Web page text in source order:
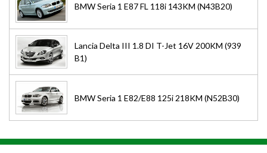
BMW Seria 1 E87 FL 118i 143KM (N43B20)
Lancia Delta III 1.8 DI T-Jet 16V 200KM (939
B1)
BMW Seria 1 E82/E88 125i 218KM (N52B30)